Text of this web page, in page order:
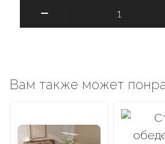
Вам также может